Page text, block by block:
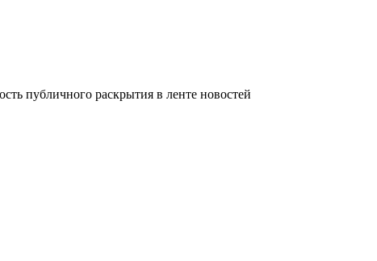
публичного раскрытия в ленте новостей